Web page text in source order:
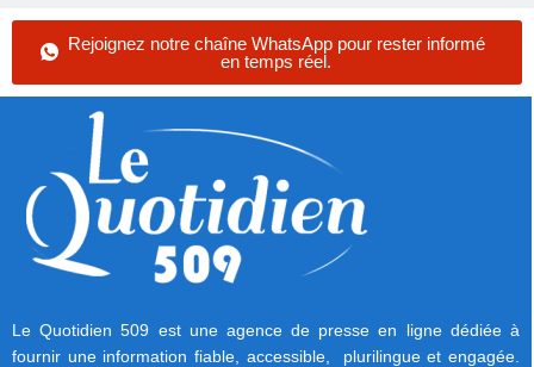
Rejoignez notre chaîne WhatsApp pour rester informé
en temps réel.
Le Quotidien 509 est une agence de presse en ligne dédiée à
fournir une information fiable, accessible, plurilingue et engagée.